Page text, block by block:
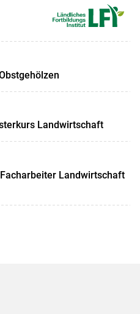
Landwirtschaft
Landwirtschaft